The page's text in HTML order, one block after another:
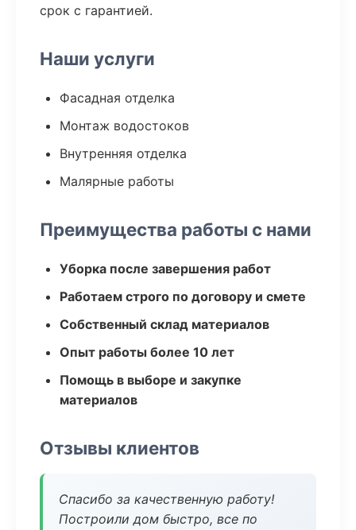
срок с гарантией.
Наши услуги
Фасадная отделка
Монтаж водостоков
Внутренняя отделка
Малярные работы
Преимущества работы с нами
Уборка после завершения работ
Работаем строго по договору и смете
Собственный склад материалов
Опыт работы более 10 лет
Помощь в выборе и закупке
материалов
Отзывы клиентов
Спасибо за качественную работу!
Построили дом быстро, все по